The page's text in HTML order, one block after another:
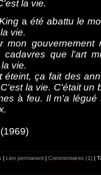
la vie.
a été abattu le
vie.
mon gouvernement
cadavres que l'art
vie.
éteint, ça fait des
la vie. C'était un
à feu. Il m'a légué
| Lien permanent | Commentaires (1) |